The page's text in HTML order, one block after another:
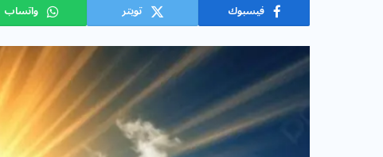
فيسبوك تويتر واتساب